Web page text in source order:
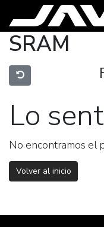
SRAM
Lo
No encontramos el
Volver al inicio